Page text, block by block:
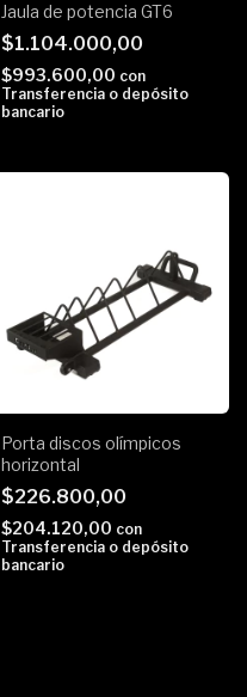
Jaula de potencia GT6
$1.104.000,00
$993.600,00 con
Transferencia o depósito
bancario
Porta discos olímpicos
horizontal
$226.800,00
$204.120,00 con
Transferencia o depósito
bancario